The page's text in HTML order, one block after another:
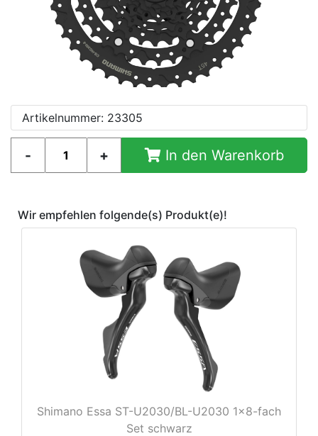
Artikelnummer: 23305
In den Warenkorb
Wir empfehlen folgende(s) Produkt(e)!
Shimano Essa ST-U2030/BL-U2030 1x8-fach
Set schwarz